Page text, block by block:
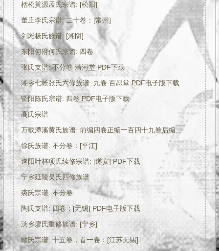
栝松黉源孟氏宗谱: [松阳]
董庄李氏宗谱: 二十卷：[常州]
剑滩杨氏族谱: [湘阴]
东阳何府何氏宗谱: 四卷
张氏支谱: 不分卷 清河堂 PDF下载
湘乡七帐张氏六修族谱: 九卷 百忍堂 PDF电子版下载
暨阳陈氏宗谱: 四卷 PDF电子版下载
高氏宗谱
万载潭溪黄氏族谱: 前编四卷正编一百四十九卷后编二卷 附二卷：[江西万载]
徐氏族谱: 不分卷：[平江]
遂阳叶林项氏续修宗谱: [遂安] PDF下载
宁乡延陵吴氏四修族谱
裘氏宗谱: 不分卷
陶氏支谱: 四卷：[无锡] PDF电子版下载
沩乡廖氏重修族谱: [宁乡]
顾氏宗谱: 十五卷，首一卷：[江苏无锡]